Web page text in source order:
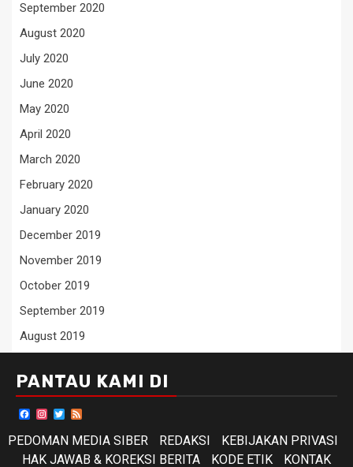
September 2020
August 2020
July 2020
June 2020
May 2020
April 2020
March 2020
February 2020
January 2020
December 2019
November 2019
October 2019
September 2019
August 2019
PANTAU KAMI DI
Facebook
Instagram
Twitter
PEDOMAN MEDIA SIBER
REDAKSI
KEBIJAKAN PRIVASI
HAK JAWAB & KOREKSI BERITA
KODE ETIK KONTAK